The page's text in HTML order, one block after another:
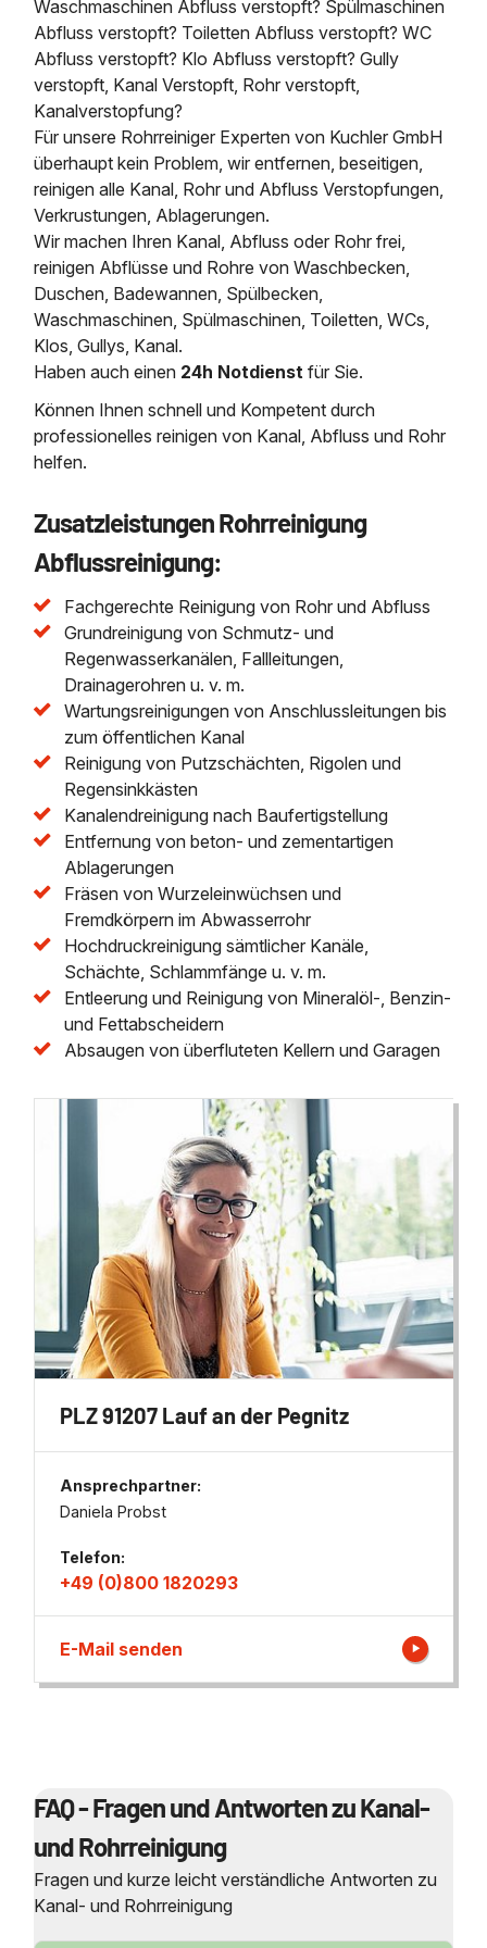
Waschmaschinen Abfluss verstopft? Spülmaschinen
Abfluss verstopft? Toiletten Abfluss verstopft? WC
Abfluss verstopft? Klo Abfluss verstopft? Gully
verstopft, Kanal Verstopft, Rohr verstopft,
Kanalverstopfung?
Für unsere Rohrreiniger Experten von Kuchler GmbH
überhaupt kein Problem, wir entfernen, beseitigen,
reinigen alle Kanal, Rohr und Abfluss Verstopfungen,
Verkrustungen, Ablagerungen.
Wir machen Ihren Kanal, Abfluss oder Rohr frei,
reinigen Abflüsse und Rohre von Waschbecken,
Duschen, Badewannen, Spülbecken,
Waschmaschinen, Spülmaschinen, Toiletten, WCs,
Klos, Gullys, Kanal.
Haben auch einen 24h Notdienst für Sie.
Können Ihnen schnell und Kompetent durch
professionelles reinigen von Kanal, Abfluss und Rohr
helfen.
Zusatzleistungen Rohrreinigung
Abflussreinigung:
Fachgerechte Reinigung von Rohr und Abfluss
Grundreinigung von Schmutz- und
Regenwasserkanälen, Fallleitungen,
Drainagerohren u. v. m.
Wartungsreinigungen von Anschlussleitungen bis
zum öffentlichen Kanal
Reinigung von Putzschächten, Rigolen und
Regensinkkästen
Kanalendreinigung nach Baufertigstellung
Entfernung von beton- und zementartigen
Ablagerungen
Fräsen von Wurzeleinwüchsen und
Fremdkörpern im Abwasserrohr
Hochdruckreinigung sämtlicher Kanäle,
Schächte, Schlammfänge u. v. m.
Entleerung und Reinigung von Mineralöl-, Benzin-
und Fettabscheidern
Absaugen von überfluteten Kellern und Garagen
PLZ 91207 Lauf an der Pegnitz
Ansprechpartner:
Daniela Probst
Telefon:
+49 (0)800 1820293
E-Mail senden
FAQ - Fragen und Antworten zu Kanal-
und Rohrreinigung
Fragen und kurze leicht verständliche Antworten zu
Kanal- und Rohrreinigung